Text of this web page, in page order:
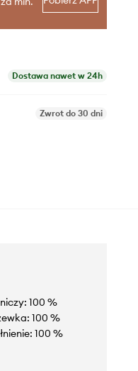
Dostawa nawet w 24h
Zwrot do 30 dni
100 %
100 %
100 %